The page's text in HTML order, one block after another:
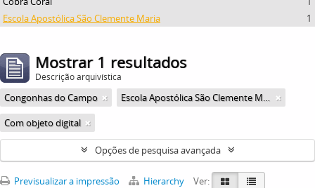
Escola Apostólica São Clemente Maria
1
Mostrar 1 resultados
Descrição arquivística
Congonhas do Campo
Escola Apostólica São Clemente Maria
Com objeto digital
Opções de pesquisa avançada
Previsualizar a impressão Hierarchy
Ver: